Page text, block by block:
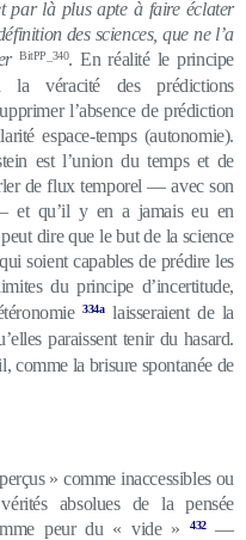
par là plus apte à faire éclater
des sciences, que ne l’a
BitPP_340. En réalité le principe
véracité des prédictions
l’absence de prédiction
espace-temps (autonomie).
est l’union du temps et de
de flux temporel — avec son
et qu’il y en a jamais eu en
dire que le but de la science
soient capables de prédire les
du principe d’incertitude,
334a
laisseraient de la
paraissent tenir du hasard.
comme la brisure spontanée de
» comme inaccessibles ou
absolues de la pensée
peur du « vide »
432
—